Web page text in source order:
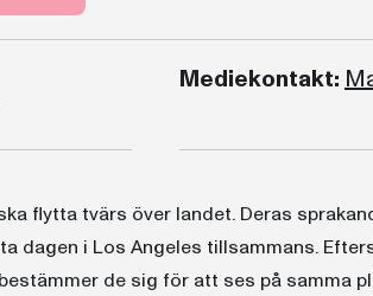
Mediekontakt:
flytta tvärs över landet. Deras
dagen i Los Angeles tillsammans.
de sig för att ses på samma